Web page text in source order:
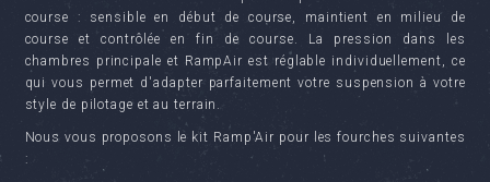
course : sensible en début de course, maintient en milieu de
course et contrôlée en fin de course.
La pression dans les
chambres principale et RampAir est réglable individuellement, ce
qui vous permet d'adapter parfaitement votre suspension à votre
style de pilotage et au terrain.
Nous vous proposons le kit Ramp'Air pour les fourches suivantes
: